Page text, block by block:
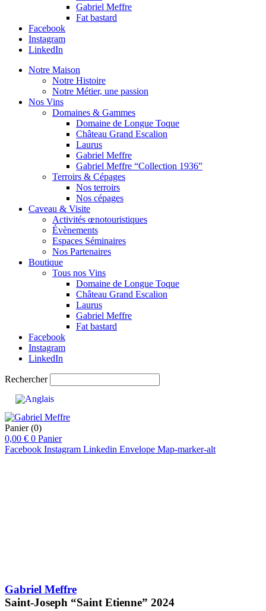
Gabriel Meffre
Fat bastard
Facebook
Instagram
LinkedIn
Notre Maison
Notre Histoire
Notre Métier, une passion
Nos Vins
Domaines & Gammes
Domaine de Longue Toque
Château Grand Escalion
Laurus
Gabriel Meffre
Gabriel Meffre “Collection 1936”
Terroirs & Cépages
Nos terroirs
Nos cépages
Caveau & Visite
Activités œnotouristiques
Évènements
Espaces Séminaires
Nos Partenaires
Boutique
Tous nos Vins
Domaine de Longue Toque
Château Grand Escalion
Laurus
Gabriel Meffre
Fat bastard
Facebook
Instagram
LinkedIn
Rechercher
Panier (0)
0,00 € 0 Panier
Facebook Instagram Linkedin Envelope Map-marker-alt
Gabriel Meffre
Saint-Joseph “Saint Etienne” 2024